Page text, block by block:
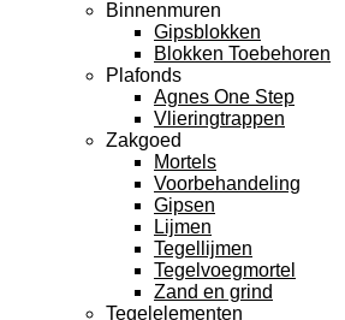
Binnenmuren
Gipsblokken
Blokken Toebehoren
Plafonds
Agnes One Step
Vlieringtrappen
Zakgoed
Mortels
Voorbehandeling
Gipsen
Lijmen
Tegellijmen
Tegelvoegmortel
Zand en grind
Tegelelementen